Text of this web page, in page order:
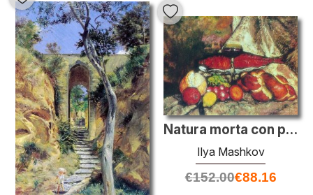
Natura morta con pesci rossi
Ilya Mashkov
€152.00€88.16